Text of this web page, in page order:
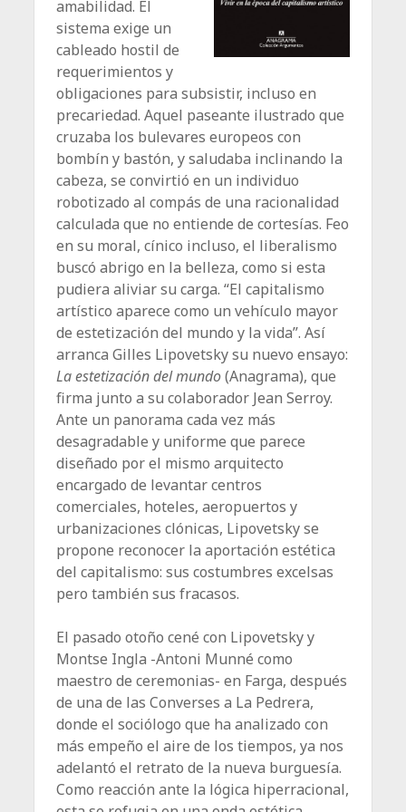
amabilidad. El
sistema exige un
cableado hostil de
requerimientos y
obligaciones para subsistir, incluso en
precariedad. Aquel paseante ilustrado que
cruzaba los bulevares europeos con
bombín y bastón, y saludaba inclinando la
cabeza, se convirtió en un individuo
robotizado al compás de una racionalidad
calculada que no entiende de cortesías. Feo
en su moral, cínico incluso, el liberalismo
buscó abrigo en la belleza, como si esta
pudiera aliviar su carga. “El capitalismo
artístico aparece como un vehículo mayor
de estetización del mundo y la vida”. Así
arranca Gilles Lipovetsky su nuevo ensayo:
La estetización del mundo(Anagrama), que
firma junto a su colaborador Jean Serroy.
Ante un panorama cada vez más
desagradable y uniforme que parece
diseñado por el mismo arquitecto
encargado de levantar centros
comerciales, hoteles, aeropuertos y
urbanizaciones clónicas, Lipovetsky se
propone reconocer la aportación estética
del capitalismo: sus costumbres excelsas
pero también sus fracasos.
El pasado otoño cené con Lipovetsky y
Montse Ingla -Antoni Munné como
maestro de ceremonias- en Farga, después
de una de las Converses a La Pedrera,
donde el sociólogo que ha analizado con
más empeño el aire de los tiempos, ya nos
adelantó el retrato de la nueva burguesía.
Como reacción ante la lógica hiperracional,